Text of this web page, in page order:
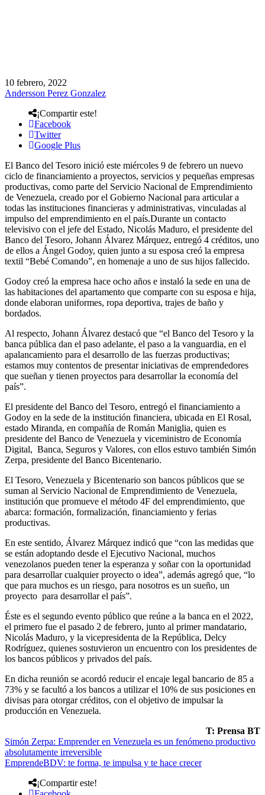
10 febrero, 2022
Andersson Perez Gonzalez
¡Compartir este!
Facebook
Twitter
Google Plus
El Banco del Tesoro inició este miércoles 9 de febrero un nuevo
ciclo de financiamiento a proyectos, servicios y pequeñas empresas
productivas, como parte del Servicio Nacional de Emprendimiento
de Venezuela, creado por el Gobierno Nacional para articular a
todas las instituciones financieras y administrativas, vinculadas al
impulso del emprendimiento en el país.Durante un contacto
televisivo con el jefe del Estado, Nicolás Maduro, el presidente del
Banco del Tesoro, Johann Álvarez Márquez, entregó 4 créditos, uno
de ellos a Ángel Godoy, quien junto a su esposa creó la empresa
textil “Bebé Comando”, en homenaje a uno de sus hijos fallecido.
Godoy creó la empresa hace ocho años e instaló la sede en una de
las habitaciones del apartamento que comparte con su esposa e hija,
donde elaboran uniformes, ropa deportiva, trajes de baño y
bordados.
Al respecto, Johann Álvarez destacó que “el Banco del Tesoro y la
banca pública dan el paso adelante, el paso a la vanguardia, en el
apalancamiento para el desarrollo de las fuerzas productivas;
estamos muy contentos de presentar iniciativas de emprendedores
que sueñan y tienen proyectos para desarrollar la economía del
país”.
El presidente del Banco del Tesoro, entregó el financiamiento a
Godoy en la sede de la institución financiera, ubicada en El Rosal,
estado Miranda, en compañía de Román Maniglia, quien es
presidente del Banco de Venezuela y viceministro de Economía
Digital, Banca, Seguros y Valores, con ellos estuvo también Simón
Zerpa, presidente del Banco Bicentenario.
El Tesoro, Venezuela y Bicentenario son bancos públicos que se
suman al Servicio Nacional de Emprendimiento de Venezuela,
institución que promueve el método 4F del emprendimiento, que
abarca: formación, formalización, financiamiento y ferias
productivas.
En este sentido, Álvarez Márquez indicó que “con las medidas que
se están adoptando desde el Ejecutivo Nacional, muchos
venezolanos pueden tener la esperanza y soñar con la oportunidad
para desarrollar cualquier proyecto o idea”, además agregó que, “lo
que para muchos es un riesgo, para nosotros es un sueño, un
proyecto para desarrollar el país”.
Éste es el segundo evento público que reúne a la banca en el 2022,
el primero fue el pasado 2 de febrero, junto al primer mandatario,
Nicolás Maduro, y la vicepresidenta de la República, Delcy
Rodríguez, quienes sostuvieron un encuentro con los presidentes de
los bancos públicos y privados del país.
En dicha reunión se acordó reducir el encaje legal bancario de 85 a
73% y se facultó a los bancos a utilizar el 10% de sus posiciones en
divisas para otorgar créditos, con el objetivo de impulsar la
producción en Venezuela.
T: Prensa BT
Simón Zerpa: Emprender en Venezuela es un fenómeno productivo
absolutamente irreversible
EmprendeBDV: te forma, te impulsa y te hace crecer
¡Compartir este!